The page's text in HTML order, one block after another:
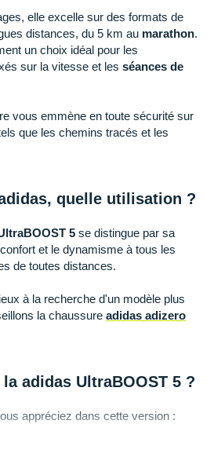
elle excelle sur des formats de
distances, du 5 km au marathon.
un choix idéal pour les
sur la vitesse et les séances de
vous emmène en toute sécurité sur
que les chemins tracés et les
quelle utilisation ?
5 se distingue par sa
et le dynamisme à tous les
de toutes distances.
à la recherche d'un modèle plus
la chaussure adidas adizero
adidas UltraBOOST 5 ?
appréciez dans cette version :